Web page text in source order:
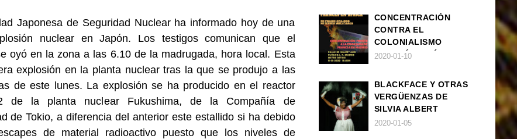
Japonesa de Seguridad Nuclear ha informado hoy de una
nuclear en Japón. Los testigos comunican que el
oyó en la zona a las 6.10 de la madrugada, hora local. Esta
explosión en la planta nuclear tras la que se produjo a las
de este lunes. La explosión se ha producido en el reactor
de la planta nuclear Fukushima, de la Compañía de
de Tokio, a diferencia del anterior este estallido si ha debido
de material radioactivo puesto que los niveles de
CONCENTRACIÓN
CONTRA EL
COLONIALISMO
FRANCÉS EN ÁFRICA
2020-01-10
BLACKFACE Y OTRAS
VERGÜENZAS DE
SILVIA ALBERT
SOPALE EN MADRID
2020-01-05